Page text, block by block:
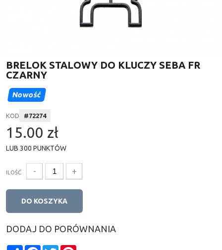
BRELOK STALOWY DO KLUCZY SEBA FR
CZARNY
Nowość
KOD #72274
15.00 zł
LUB 300 PUNKTÓW
ILOŚĆ - +
DO KOSZYKA
DODAJ DO PORÓWNANIA